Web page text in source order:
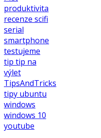
produktivita
recenze scifi
serial
smartphone
testujeme
tip tip na
výlet
TipsAndTricks
tipy ubuntu
windows
windows 10
youtube